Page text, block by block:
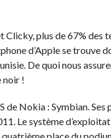
Clicky, plus de 67% des
d’Apple se trouve
De quoi nous
noir !
de Nokia : Symbian.
Le système